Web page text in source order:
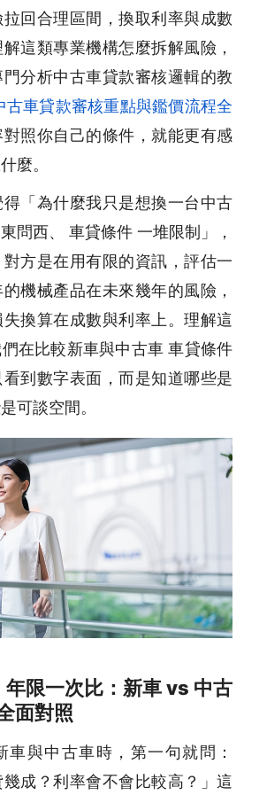
回合理區間，換取利率與成數
解這類專業機構怎麼拆解風險，
分析中古車貸款審核邏輯的教
古車貸款審核重點與鑑價流程全
對照你自己的條件，就能更有感
麼。
「為什麼我只是想換一台中古
問西、 車貸條件 一堆限制」，
方是在用有限的資訊，評估一
機械產品在未來幾年的風險，
換算在成數與利率上。理解這
在比較新車與中古車 車貸條件
到數字表面，而是知道哪些是
可談空間。
年限一次比：新車 vs 中古
面對照
車與中古車時，第一句就問：
幾成？利率會不會比較高？」這